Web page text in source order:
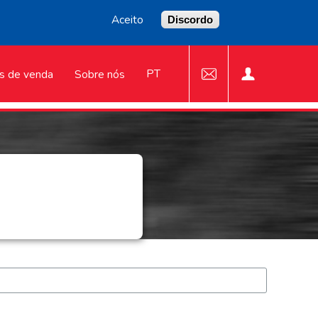
Aceito Discordo
PT
de venda Sobre nós